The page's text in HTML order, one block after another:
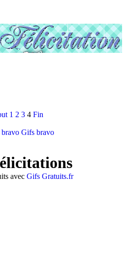
1 2 3 4 Fin
Gifs bravo
avec Gifs Gratuits.fr